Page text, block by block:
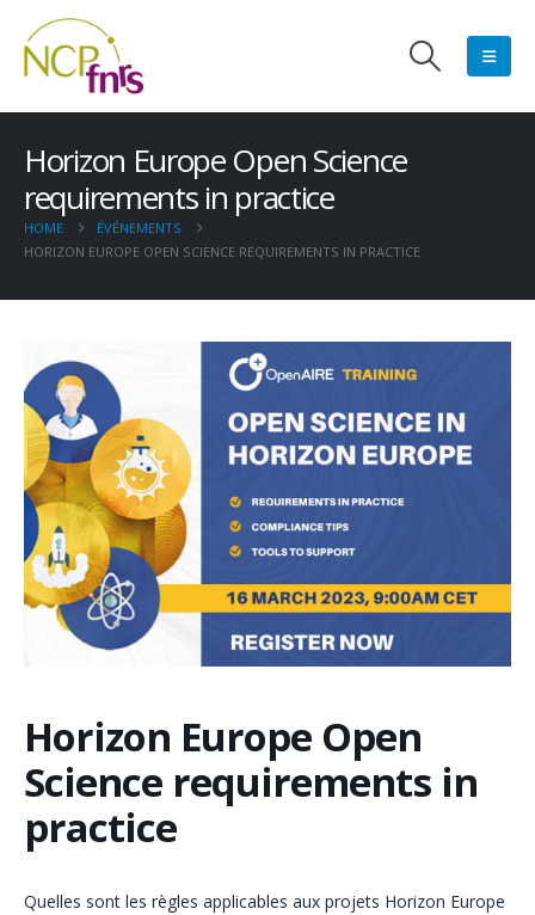
Horizon Europe Open Science
requirements in practice
HOME
ÉVÉNEMENTS
HORIZON EUROPE OPEN SCIENCE REQUIREMENTS IN PRACTICE
Horizon Europe Open
Science requirements in
practice
Quelles sont les règles applicables aux projets Horizon Europe